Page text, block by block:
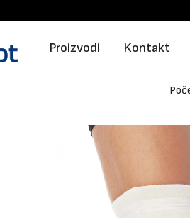
Proizvodi Kontakt